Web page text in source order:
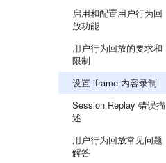
启用和配置用户行为回
放功能
用户行为回放的要求和
限制
设置 iframe 内容录制
Session Replay 错误描
述
用户行为回放常见问题
解答